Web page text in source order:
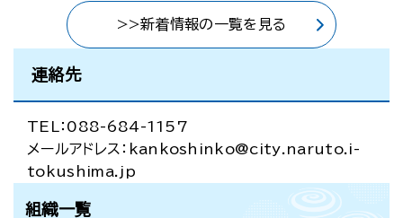
>>新着情報の一覧を見る
連絡先
TEL：088-684-1157
メールアドレス：kankoshinko@city.naruto.i-
tokushima.jp
組織一覧